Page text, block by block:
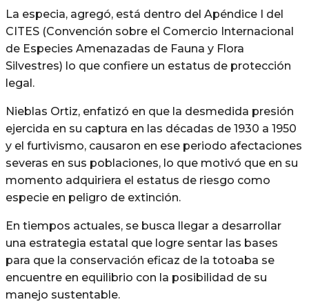
La especia, agregó, está dentro del Apéndice I del
CITES (Convención sobre el Comercio Internacional
de Especies Amenazadas de Fauna y Flora
Silvestres) lo que confiere un estatus de protección
legal.
Nieblas Ortiz, enfatizó en que la desmedida presión
ejercida en su captura en las décadas de 1930 a 1950
y el furtivismo, causaron en ese periodo afectaciones
severas en sus poblaciones, lo que motivó que en su
momento adquiriera el estatus de riesgo como
especie en peligro de extinción.
En tiempos actuales, se busca llegar a desarrollar
una estrategia estatal que logre sentar las bases
para que la conservación eficaz de la totoaba se
encuentre en equilibrio con la posibilidad de su
manejo sustentable.